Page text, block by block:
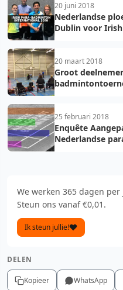
20 juni 2018
Nederlandse
Dublin voor
20 maart 2018
Groot
25 februari 2018
Enquête
Nederlandse
We werken 365 dagen
Steun ons vanaf €0,01.
Ik steun jullie!
DELEN
Kopieer WhatsApp